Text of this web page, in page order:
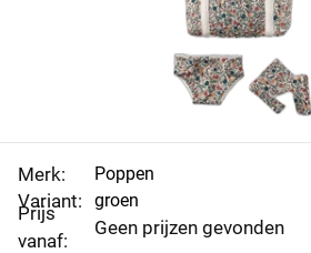
Merk:
Variant:
Prijs
vanaf:
Poppen
groen
Geen prijzen gevonden